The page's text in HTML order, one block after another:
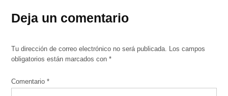
Deja un comentario
Tu dirección de correo electrónico no será publicada. Los campos
obligatorios están marcados con*
Comentario*